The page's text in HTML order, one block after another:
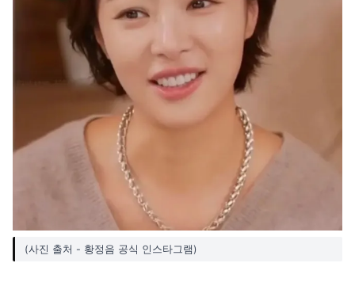
(사진 출처 - 황정음 공식 인스타그램)